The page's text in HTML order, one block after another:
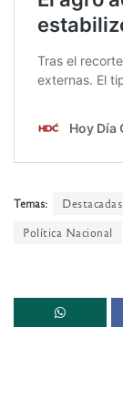
Temas: Destacadas
Política Nacional